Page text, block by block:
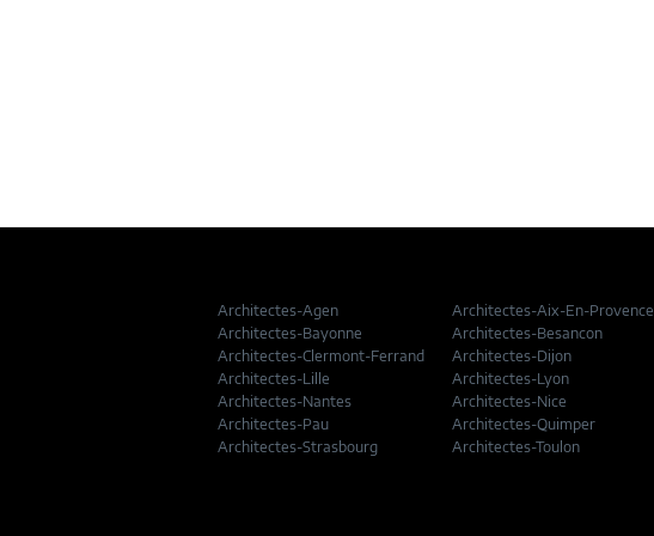
Architectes-Agen Architectes-Aix-En-Provence
Architectes-Bayonne
Architectes-Besancon
Architectes-Clermont-Ferrand
Architectes-Dijon
Architectes-Lille
Architectes-Lyon
Architectes-Nantes
Architectes-Nice
Architectes-Pau
Architectes-Quimper
Architectes-Strasbourg
Architectes-Toulon